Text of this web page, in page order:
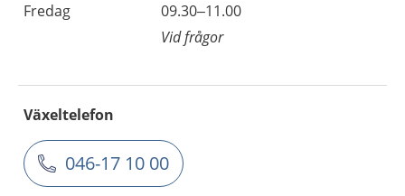
Fredag
09.30–11.00
Vid frågor
Växeltelefon
046-17 10 00